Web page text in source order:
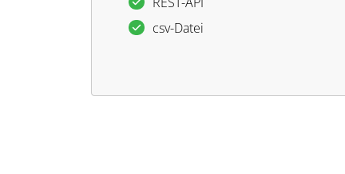
csv-Datei